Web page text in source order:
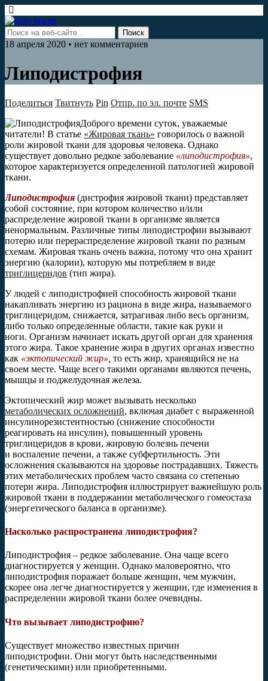
18 апреля 2020 • нет комментариев
Липодистрофия
Поделиться Твитнуть Pin Отпр. по эл. почте SMS
Доброго времени суток, уважаемые
читатели! В статье «Жировая ткань» говорилось о важной
роли жировой ткани для здоровья человека. Однако
существует довольно редкое заболевание «липодистрофия»,
которое характеризуется определенной патологией жировой
ткани.
Липодистрофия (дистрофия жировой ткани) представляет
собой состояние, при котором количество и/или
распределение жировой ткани в организме является
ненормальным. Различные типы липодистрофии вызывают
потерю или перераспределение жировой ткани по разным
схемам. Жировая ткань очень важна, потому что она хранит
энергию (калории), которую мы потребляем в виде
триглицеридов (тип жира).
У людей с липодистрофией способность жировой ткани
накапливать энергию из рациона в виде жира, называемого
триглицеридом, снижается, затрагивая либо весь организм,
либо только определенные области, такие как руки и
ноги. Организм начинает искать другой орган для хранения
этого жира. Такое хранение жира в других органах известно
как «эктопический жир» то есть жир, хранящийся не на
своем месте. Чаще всего такими органами являются печень,
мышцы и поджелудочная железа.
Эктопический жир может вызывать несколько
метаболических осложнений, включая диабет с выраженной
инсулинорезистентностью (снижение способности
реагировать на инсулин), повышенный уровень
триглицеридов в крови, жировую болезнь печени
и воспаление печени, а также субфертильность. Эти
осложнения сказываются на здоровье пострадавших. Тяжесть
этих метаболических проблем часто связана со степенью
потери жира. Липодистрофия иллюстрирует важнейшую роль
жировой ткани в поддержании метаболического гомеостаза
(энергетического баланса в организме).
Насколько распространена липодистрофия?
Липодистрофия – редкое заболевание. Она чаще всего
диагностируется у женщин. Однако маловероятно, что
липодистрофия поражает больше женщин, чем мужчин,
скорее она легче диагностируется у женщин, где изменения в
распределении жировой ткани более очевидны.
Что вызывает липодистрофию?
Существует множество известных причин
липодистрофии. Они могут быть наследственными
(генетическими) или приобретенными.